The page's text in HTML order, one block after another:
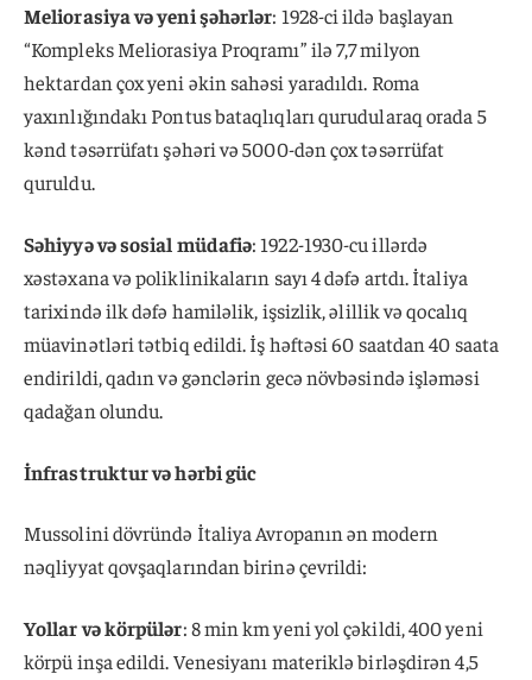
Meliorasiya və yeni şəhərlər: 1928-ci ildə başlayan
“Kompleks Meliorasiya Proqramı” ilə 7,7 milyon
hektardan çox yeni əkin sahəsi yaradıldı. Roma
yaxınlığındakı Pontus bataqlıqları qurudularaq orada 5
kənd təsərrüfatı şəhəri və 5000-dən çox təsərrüfat
quruldu.
Səhiyyə və sosial müdafiə: 1922-1930-cu illərdə
xəstəxana və poliklinikaların sayı 4 dəfə artdı. İtaliya
tarixində ilk dəfə hamiləlik, işsizlik, əlillik və qocalıq
müavinətləri tətbiq edildi. İş həftəsi 60 saatdan 40 saata
endirildi, qadın və gənclərin gecə növbəsində işləməsi
qadağan olundu.
İnfrastruktur və hərbi güc
Mussolini dövründə İtaliya Avropanın ən modern
nəqliyyat qovşaqlarından birinə çevrildi:
Yollar və körpülər: 8 min km yeni yol çəkildi, 400 yeni
körpü inşa edildi. Venesiyanı materiklə birləşdirən 4,5